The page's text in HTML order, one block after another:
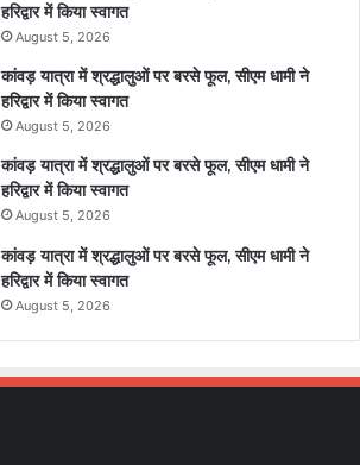
हरिद्वार में किया स्वागत
August 5, 2026
कांवड़ यात्रा में श्रद्धालुओं पर बरसे फूल, सीएम धामी ने
हरिद्वार में किया स्वागत
August 5, 2026
कांवड़ यात्रा में श्रद्धालुओं पर बरसे फूल, सीएम धामी ने
हरिद्वार में किया स्वागत
August 5, 2026
कांवड़ यात्रा में श्रद्धालुओं पर बरसे फूल, सीएम धामी ने
हरिद्वार में किया स्वागत
August 5, 2026